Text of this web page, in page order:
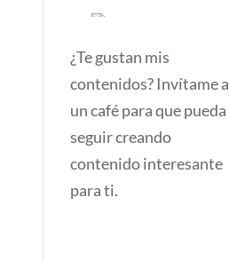
¿Te gustan mis
contenidos? Invítame a
un café para que pueda
seguir creando
contenido interesante
para ti.